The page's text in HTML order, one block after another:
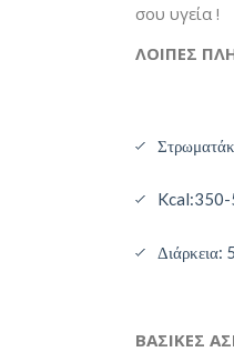
σου υγεία !
ΛΟΙΠΕΣ
Διάρκεια:
ΒΑΣΙΚΕΣ